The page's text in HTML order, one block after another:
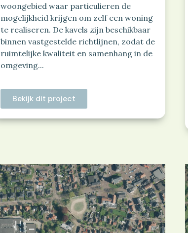
woongebied waar particulieren de
mogelijkheid krijgen om zelf een woning
te realiseren. De kavels zijn beschikbaar
binnen vastgestelde richtlijnen, zodat de
ruimtelijke kwaliteit en samenhang in de
omgeving...
Bekijk dit project